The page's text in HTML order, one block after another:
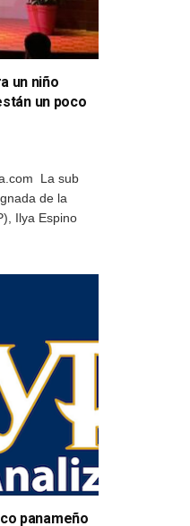
un niño
un poco
La sub
de la
Ilya Espino
panameño